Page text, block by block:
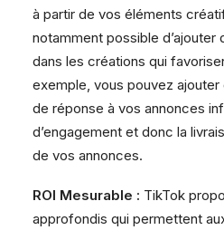
à partir de vos éléments
notamment possible
dans les créations qui
exemple, vous pouvez
de réponse à vos annonces
d’engagement et donc la
de vos annonces.
ROI Mesurable : TikTok
approfondis qui permettent